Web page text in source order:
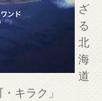
ざ
る
北
海
道
キラク」